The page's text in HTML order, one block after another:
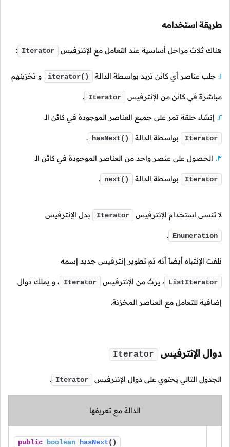
طريقة استخدامه
هناك ثلاث مراحل أساسية عند التعامل مع الإنترفيس Iterator
:
جلب عناصر أي كائن تريد بواسطة الدالة iterator() و تخزينهم
مباشرةً في كائن من الإنترفيس Iterator
.
إنشاء حلقة تمر على جميع العناصر الموجودة في كائن الـ
Iterator بواسطة الدالة hasNext()
.
الحصول على عنصر واحد من العناصر الموجودة في كائن الـ
Iterator بواسطة الدالة next()
.
لا تنسى استخدام الإنترفيس Iterator بدل الإنترفيس
Enumeration
.
نلفت الإنتباه أيضاً أنه تم تطوير إنترفيس جديد إسمه
ListIterator ، يرث من الإنترفيس Iterator ، و يملك دوال
إضافية للتعامل مع العناصر المخزنة.
دوال الإنترفيس Iterator
الجدول التالي يحتوي على دوال الإنترفيس Iterator
.
الدالة مع تعريفها
public boolean hasNext()